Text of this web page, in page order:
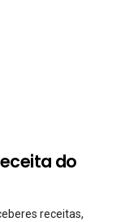
do
receitas,